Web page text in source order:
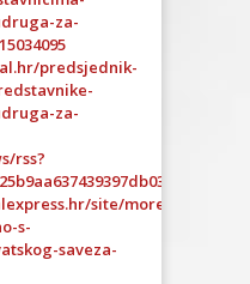
za-
predsjednik-
za-
rss?
site/more/
s-
saveza-